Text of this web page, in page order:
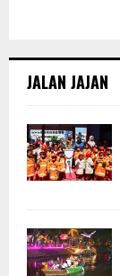
JALAN JAJAN